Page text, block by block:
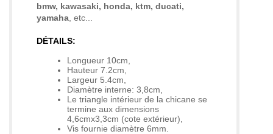
bmw, kawasaki, honda, ktm, ducati,
yamaha , etc...
DÉTAILS:
Longueur 10cm,
Hauteur 7.2cm,
Largeur 5.4cm,
Diamètre interne: 3,8cm,
Le triangle intérieur de la chicane se
termine aux dimensions
4,6cmx3,3cm (cote extérieur),
Vis fournie diamètre 6mm.